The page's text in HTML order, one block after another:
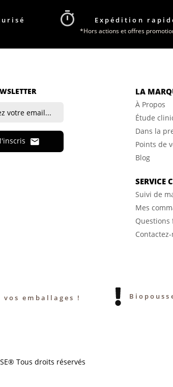
Expédition
*Hors actions et offres
LA
À Propos
Étude
Dans la
Points de
Blog
SERVICE
Suivi de
Mes
Questions
emballages !
Tous droits réservés